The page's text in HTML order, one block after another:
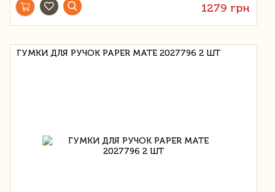
1279 грн
ГУМКИ ДЛЯ РУЧОК PAPER MATE 2027796 2 ШТ